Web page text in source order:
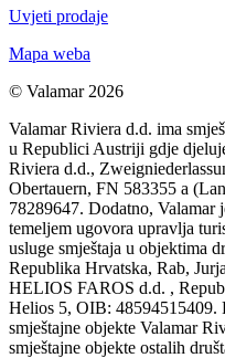
Uvjeti prodaje
Mapa weba
© Valamar 2026
Valamar Riviera d.d. ima
u Republici Austriji gdje
Riviera d.d.,
Obertauern, FN 583355 a
78289647. Dodatno, Valamar
temeljem ugovora upravlja
usluge smještaja u objektima
Republika Hrvatska, Rab,
HELIOS FAROS d.d. ,
Helios 5, OIB: 48594515409.
smještajne objekte Valamar
smještajne objekte ostalih